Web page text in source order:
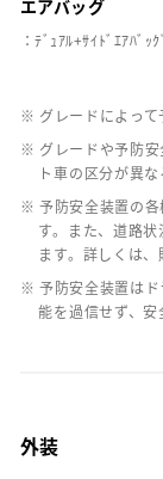
エアバッグ
：ﾃﾞｭｱﾙ+ｻｲﾄﾞｴｱﾊﾞｯｸﾞ
※ グレードによって
※ グレードや予防安
ト車の区分が異な
※ 予防安全装置の各
す。また、道路
ます。詳しくは、
※ 予防安全装置はド
能を過信せず、安
外装